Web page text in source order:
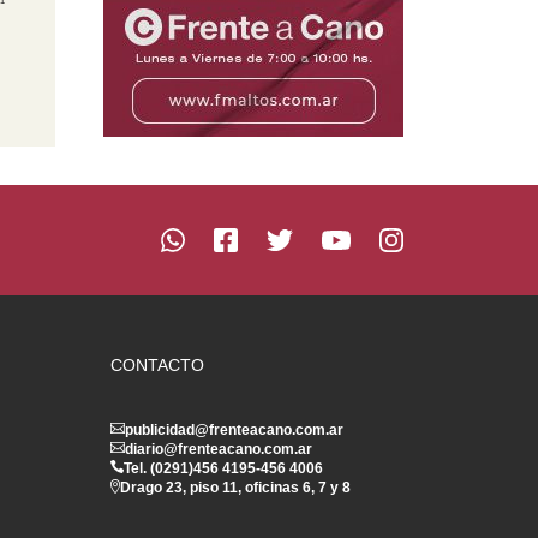
CONTACTO
publicidad@frenteacano.com.ar
diario@frenteacano.com.ar
Tel. (0291)456 4195-456 4006
Drago 23, piso 11, oficinas 6, 7 y 8